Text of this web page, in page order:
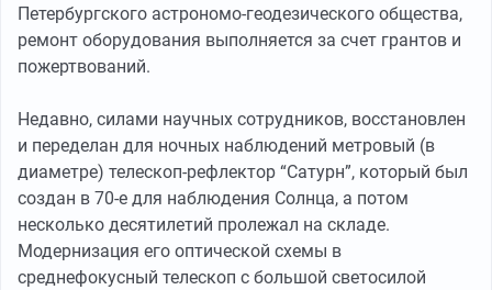
Петербургского астрономо-геодезического общества,
ремонт оборудования выполняется за счет грантов и
пожертвований.
Недавно, силами научных сотрудников, восстановлен
и переделан для ночных наблюдений метровый (в
диаметре) телескоп-рефлектор “Сатурн”, который был
создан в 70-е для наблюдения Солнца, а потом
несколько десятилетий пролежал на складе.
Модернизация его оптической схемы в
среднефокусный телескоп с большой светосилой